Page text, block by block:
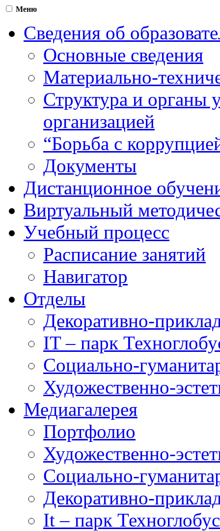
Меню
Сведения об
Основные сведения
Материально-
Структура и органы
организацией
“Борьба с
Документы
Дистанционное
Виртуальный
Учебный процесс
Расписание занятий
Навигатор
Отделы
Декоративно-
IT – парк
Социально-
Художественно-
Медиагалерея
Портфолио
Художественно-
Социально-
Декоративно-
It – парк Техноглобус